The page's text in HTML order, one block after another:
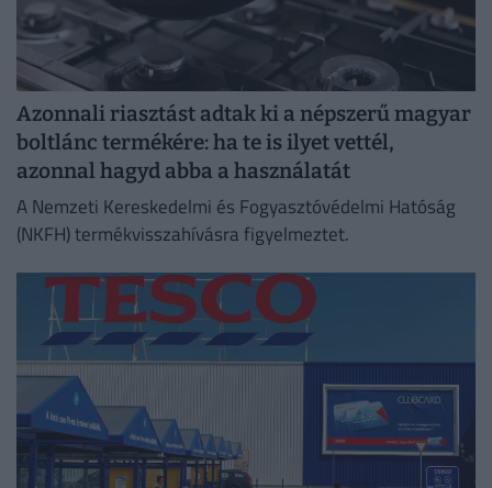
Azonnali riasztást adtak ki a népszerű magyar
boltlánc termékére: ha te is ilyet vettél,
azonnal hagyd abba a használatát
A Nemzeti Kereskedelmi és Fogyasztóvédelmi Hatóság
(NKFH) termékvisszahívásra figyelmeztet.